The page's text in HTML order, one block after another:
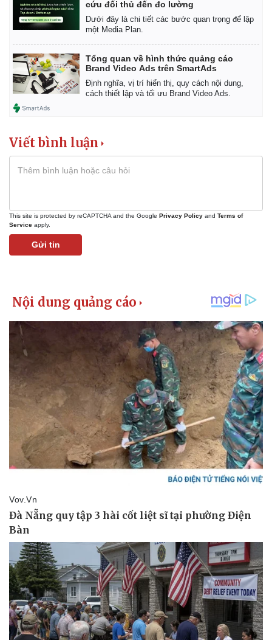
Tin nóng
Tư vấn luật
Việt Nam
Phân tích
cứu đối thủ đến đo lường
Dưới đây là chi tiết các bước quan trọng để lập
một Media Plan.
Tổng quan về hình thức quảng cáo
Brand Video Ads trên SmartAds
Định nghĩa, vị trí hiển thị, quy cách nội dung,
cách thiết lập và tối ưu Brand Video Ads.
Viết bình luận
This site is protected by reCAPTCHA and the Google Privacy Policy and Terms of
Service apply.
Gửi tin